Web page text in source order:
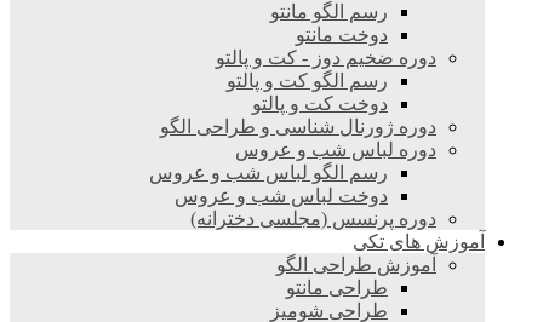
رسم الگو مانتو
دوخت مانتو
دوره ضخیم دوز - کت و پالتو
رسم الگو کت و پالتو
دوخت کت و پالتو
دوره ژورنال شناسی و طراحی الگو
دوره لباس شب و عروس
رسم الگو لباس شب و عروس
دوخت لباس شب و عروس
دوره پرنسس (مجلسی دخترانه)
آموزش های تکی
آموزش طراحی الگو
طراحی مانتو
طراحی شومیز